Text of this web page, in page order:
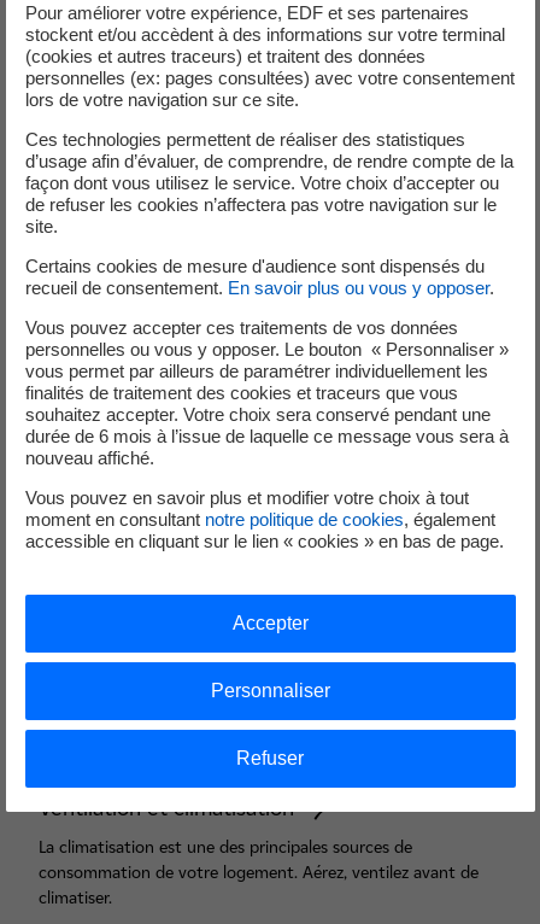
Retrouver les autresthématiquesde
Éclairage
Optez pour les petits gestes malins qui réduisent votre
facture !
Ventilation et climatisation
La climatisation est une des principales sources de
consommation de votre logement. Aérez, ventilez avant de
climatiser.
Pour améliorer votre expérience, EDF et ses partenaires
stockent et/ou accèdent à des informations sur votre terminal
(cookies et autres traceurs) et traitent des données
personnelles (ex: pages consultées) avec votre consentement
lors de votre navigation sur ce site.
Ces technologies permettent de réaliser des statistiques
d’usage afin d’évaluer, de comprendre, de rendre compte de la
façon dont vous utilisez le service. Votre choix d’accepter ou
de refuser les cookies n’affectera pas votre navigation sur le
site.
Certains cookies de mesure d'audience sont dispensés du
recueil de consentement. En savoir plus ou vous y opposer.
Vous pouvez accepter ces traitements de vos données
personnelles ou vous y opposer. Le bouton « Personnaliser »
vous permet par ailleurs de paramétrer individuellement les
finalités de traitement des cookies et traceurs que vous
souhaitez accepter. Votre choix sera conservé pendant une
durée de 6 mois à l’issue de laquelle ce message vous sera à
nouveau affiché.
Vous pouvez en savoir plus et modifier votre choix à tout
moment en consultant notre politique de cookies, également
accessible en cliquant sur le lien « cookies » en bas de page.
Refuser
Personnaliser
Accepter